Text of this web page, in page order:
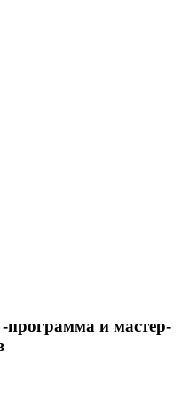
программа и мастер-